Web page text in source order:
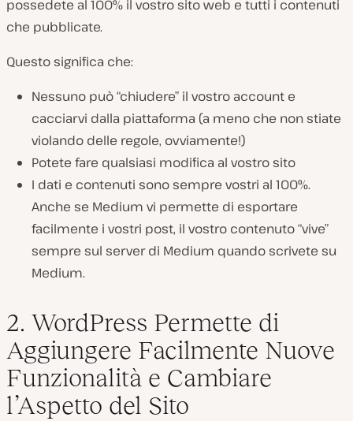
possedete al 100% il vostro sito web e tutti i contenuti
che pubblicate.
Questo significa che:
Nessuno può “chiudere” il vostro account e
cacciarvi dalla piattaforma (a meno che non stiate
violando delle regole, ovviamente!)
Potete fare qualsiasi modifica al vostro sito
I dati e contenuti sono sempre vostri al 100%.
Anche se Medium vi permette di esportare
facilmente i vostri post, il vostro contenuto “vive”
sempre sul server di Medium quando scrivete su
Medium.
2. WordPress Permette di
Aggiungere Facilmente Nuove
Funzionalità e Cambiare
l’Aspetto del Sito